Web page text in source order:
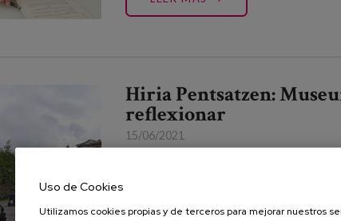
Hiria Pentsatzen:
reflexionar
15/06/2021
nos ha
las personas del centro Iza lo
pandemia, porque poder volver a
Uso de Cookies
Utilizamos cookies propias y de terceros para mejorar nuestros